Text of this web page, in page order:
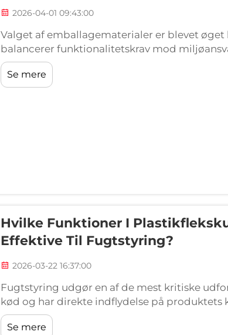
2026-04-01 09:43:00
Valget af emballagematerialer er blevet
balancerer funktionalitetskrav mod
bakker til fødevareemballage. At forstå...
Se mere
Hvilke Funktioner I
Effektive Til Fugtstyring?
2026-03-22 16:37:00
Fugtstyring udgør en af de mest kritiske
kød og har direkte indflydelse på produktets
forbrugersikkerhed. Når man vælger en
brug, er det afgørende at forstå, hvilke
Se mere